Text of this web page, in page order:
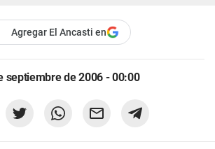
Agregar El Ancasti en
septiembre de 2006 - 00:00